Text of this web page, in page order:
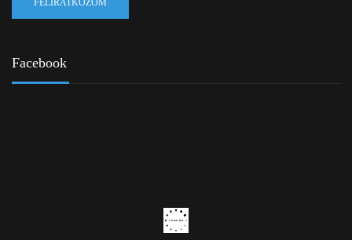
Facebook